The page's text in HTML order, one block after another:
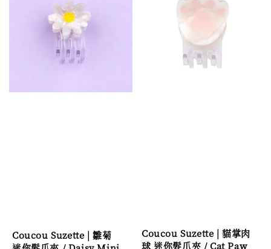
Coucou Suzette | 雛菊
Coucou Suzette | 貓掌肉
球 迷你髮爪夾 / Cat Paw